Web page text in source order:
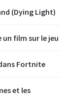
(Dying Light)
film sur le jeu
Fortnite
et les